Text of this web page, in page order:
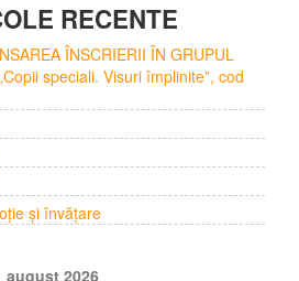
RECENTE
ÎNSCRIERII ÎN GRUPUL
speciali. Visuri împlinite”, cod
și învățare
august 2026